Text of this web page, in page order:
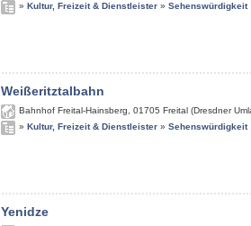
» Kultur, Freizeit & Dienstleister » Sehenswürdigkeit
Weißeritztalbahn
Bahnhof Freital-Hainsberg 01705 Freital (Dresdner
» Kultur, Freizeit & Dienstleister » Sehenswürdigkeit
Yenidze